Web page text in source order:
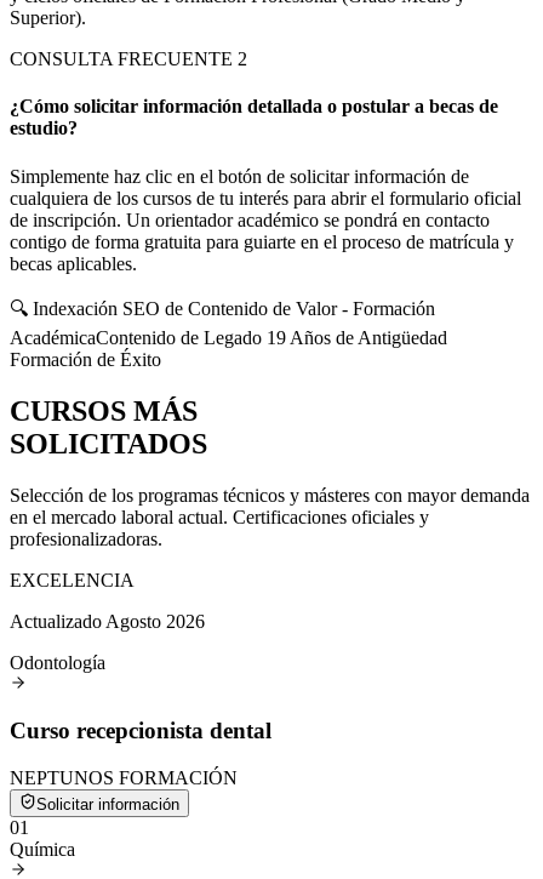
Superior).
CONSULTA FRECUENTE 2
¿Cómo solicitar información detallada o postular a becas de
estudio?
Simplemente haz clic en el botón de solicitar información de
cualquiera de los cursos de tu interés para abrir el formulario oficial
de inscripción. Un orientador académico se pondrá en contacto
contigo de forma gratuita para guiarte en el proceso de matrícula y
becas aplicables.
🔍 Indexación SEO de Contenido de Valor - Formación
AcadémicaContenido de Legado 19 Años de Antigüedad
Formación de Éxito
CURSOS MÁS
SOLICITADOS
Selección de los programas técnicos y másteres con mayor demanda
en el mercado laboral actual. Certificaciones oficiales y
profesionalizadoras.
EXCELENCIA
Actualizado Agosto 2026
Odontología
Curso recepcionista dental
NEPTUNOS FORMACIÓN
Solicitar información
01
Química